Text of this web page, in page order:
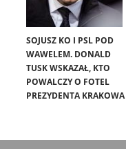
SOJUSZ KO I PSL POD
WAWELEM. DONALD
TUSK WSKAZAŁ, KTO
POWALCZY O FOTEL
PREZYDENTA KRAKOWA